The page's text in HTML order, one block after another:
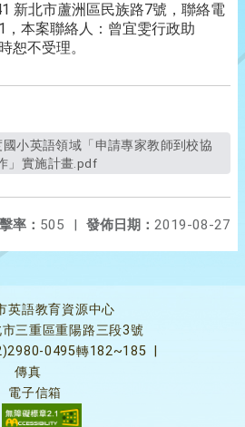
新北市蘆洲區民族路7號，聯絡電
本案聯絡人：曾宜雯行政助
恕不受理。
」實施計畫.pdf
發佈日期： 2019-08-27
率： 505 |
英語教育資源中心
三重區重陽路三段3號
0495轉182~185
傳真
電子信箱